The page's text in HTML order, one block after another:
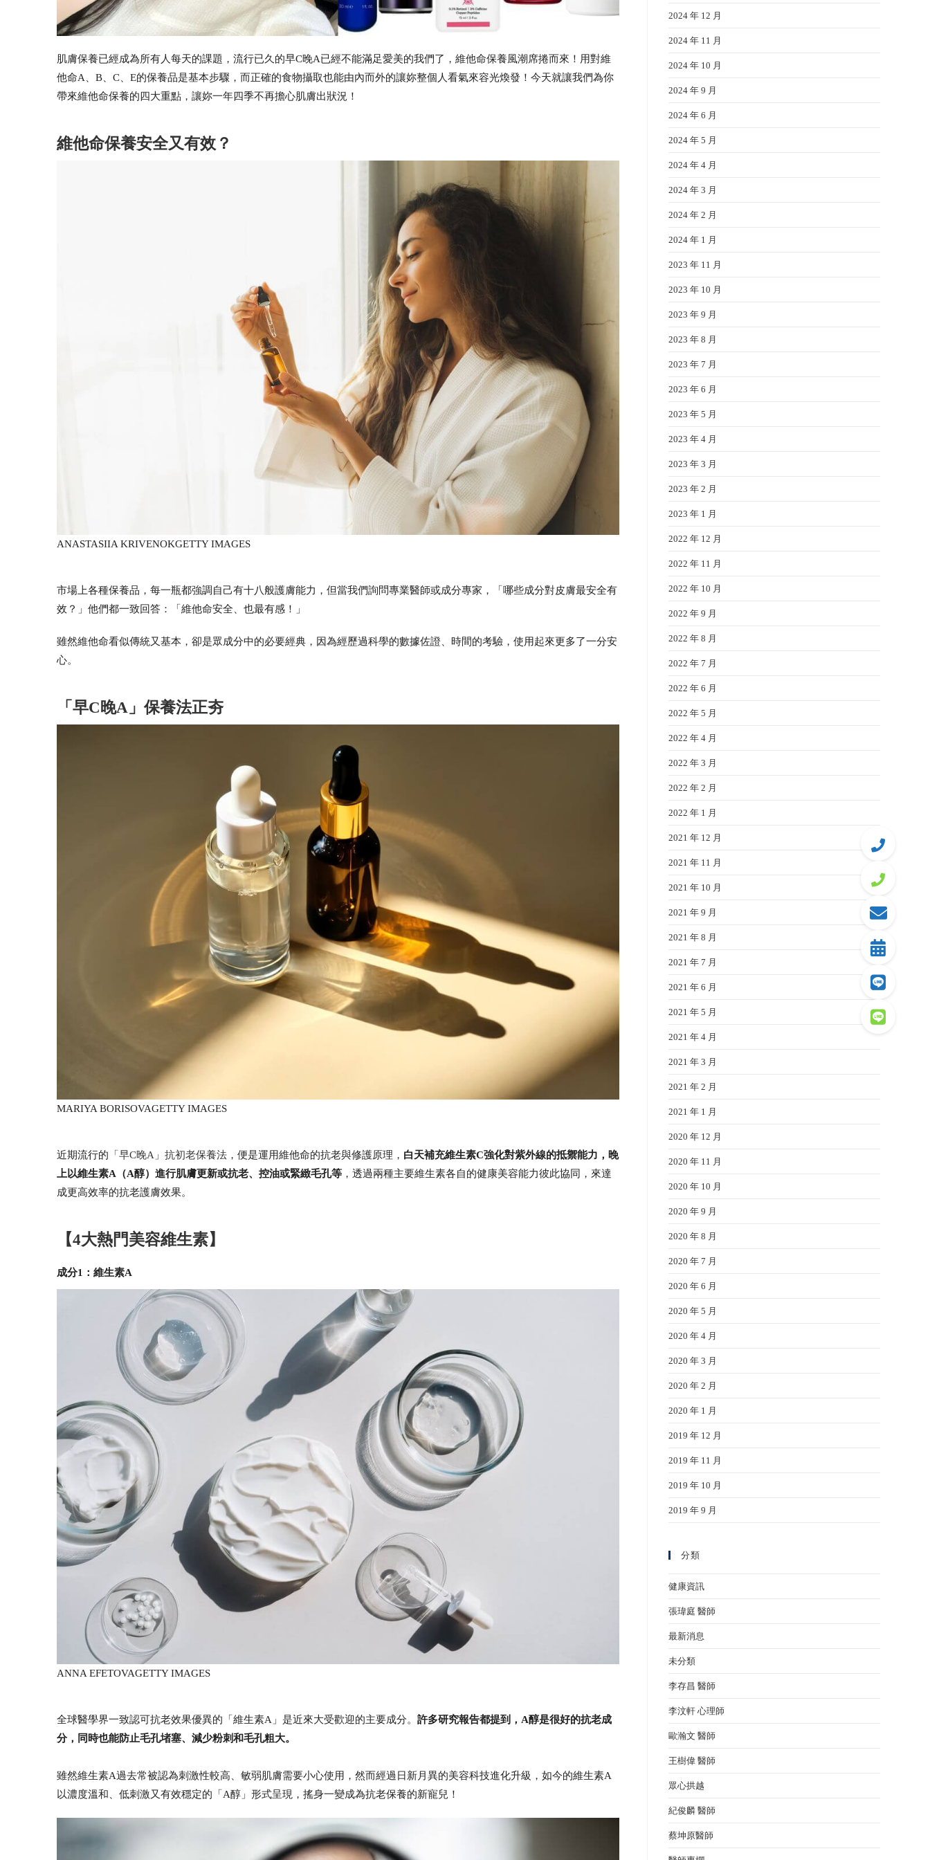
肌膚保養已經成為所有人每天的課題，流行已久的早C晚A已經不能滿足愛美的我們了，維他命保養風潮席捲而來！用對維
他命A、B、C、E的保養品是基本步驟，而正確的食物攝取也能由內而外的讓妳整個人看氣來容光煥發！今天就讓我們為你
帶來維他命保養的四大重點，讓妳一年四季不再擔心肌膚出狀況！
維他命保養安全又有效？
ANASTASIIA KRIVENOKGETTY IMAGES
市場上各種保養品，每一瓶都強調自己有十八般護膚能力，但當我們詢問專業醫師或成分專家，「哪些成分對皮膚最安全有
效？」他們都一致回答：「維他命安全、也最有感！」
雖然維他命看似傳統又基本，卻是眾成分中的必要經典，因為經歷過科學的數據佐證、時間的考驗，使用起來更多了一分安
心。
「早C晚A」保養法正夯
MARIYA BORISOVAGETTY IMAGES
近期流行的 「早C晚A」抗初老保養法 ，便是運用維他命的抗老與修護原理， 白天補充維生素C強化對紫外線的抵禦能力，晚
上以維生素A（A醇）進行肌膚更新或抗老、控油或緊緻毛孔等 ，透過兩種主要維生素各自的健康美容能力彼此協同，來達
成更高效率的抗老護膚效果。
【4大熱門美容維生素】
成分1：維生素A
ANNA EFETOVAGETTY IMAGES
全球醫學界一致認可抗老效果優異的「維生素A」是近來大受歡迎的主要成分。 許多研究報告都提到，A醇是很好的抗老成
分，同時也能防止毛孔堵塞、減少粉刺和毛孔粗大。
雖然維生素A過去常被認為刺激性較高、敏弱肌膚需要小心使用，然而經過日新月異的美容科技進化升級，如今的維生素A
以濃度溫和、低刺激又有效穩定的「A醇」形式呈現，搖身一變成為抗老保養的新寵兒！
2024 年 12 月
2024 年 11 月
2024 年 10 月
2024 年 9 月
2024 年 6 月
2024 年 5 月
2024 年 4 月
2024 年 3 月
2024 年 2 月
2024 年 1 月
2023 年 11 月
2023 年 10 月
2023 年 9 月
2023 年 8 月
2023 年 7 月
2023 年 6 月
2023 年 5 月
2023 年 4 月
2023 年 3 月
2023 年 2 月
2023 年 1 月
2022 年 12 月
2022 年 11 月
2022 年 10 月
2022 年 9 月
2022 年 8 月
2022 年 7 月
2022 年 6 月
2022 年 5 月
2022 年 4 月
2022 年 3 月
2022 年 2 月
2022 年 1 月
2021 年 12 月
2021 年 11 月
2021 年 10 月
2021 年 9 月
2021 年 8 月
2021 年 7 月
2021 年 6 月
2021 年 5 月
2021 年 4 月
2021 年 3 月
2021 年 2 月
2021 年 1 月
2020 年 12 月
2020 年 11 月
2020 年 10 月
2020 年 9 月
2020 年 8 月
2020 年 7 月
2020 年 6 月
2020 年 5 月
2020 年 4 月
2020 年 3 月
2020 年 2 月
2020 年 1 月
2019 年 12 月
2019 年 11 月
2019 年 10 月
2019 年 9 月
分類
健康資訊
張瑋庭 醫師
最新消息
未分類
李存昌 醫師
李汶軒 心理師
歐瀚文 醫師
王樹偉 醫師
眾心拱越
紀俊麟 醫師
蔡坤原醫師